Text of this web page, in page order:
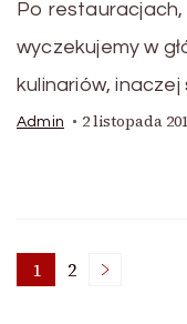
Po restauracjach,
wyczekujemy w
kulinariów,
Admin 2 listopada
Strona
1 Strona
2